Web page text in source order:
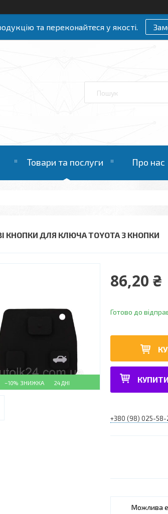
та переконайтеся у якості.
Товари та послуги Про нас
КНОПКИ ДЛЯ КЛЮЧА TOYOTA 3 КНОПКИ
–10% 24 ДНІ
86,20 ₴
Готово до
+380 (98) 025-